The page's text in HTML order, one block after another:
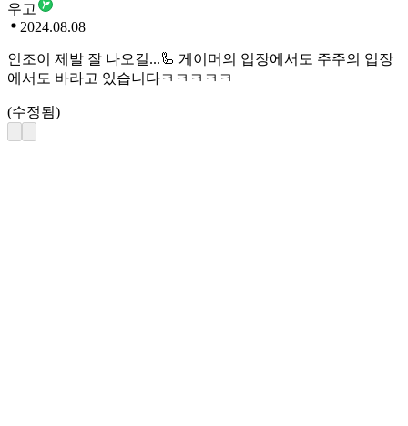
우고
2024.08.08
인조이 제발 잘 나오길...🦾 게이머의 입장에서도 주주의 입장
에서도 바라고 있습니다ㅋㅋㅋㅋㅋ
(수정됨)